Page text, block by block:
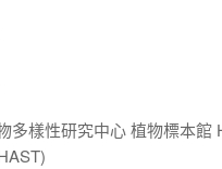
多樣性研究中心 植物標本館